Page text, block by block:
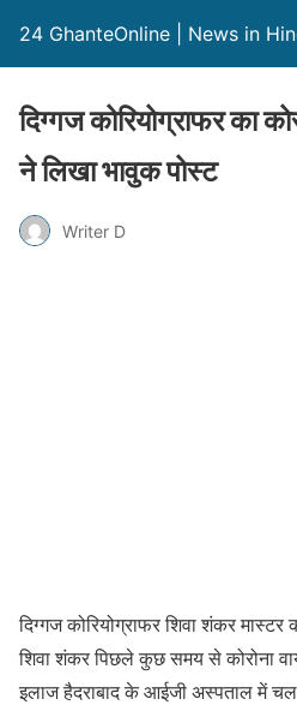
24 GhanteOnline | News in
दिग्गज कोरियोग्राफर का
ने लिखा भावुक पोस्ट
Writer D
दिग्गज कोरियोग्राफर शिवा शंकर
शिवा शंकर पिछले कुछ समय से कोरोना
इलाज हैदराबाद के आईजी अस्पताल में